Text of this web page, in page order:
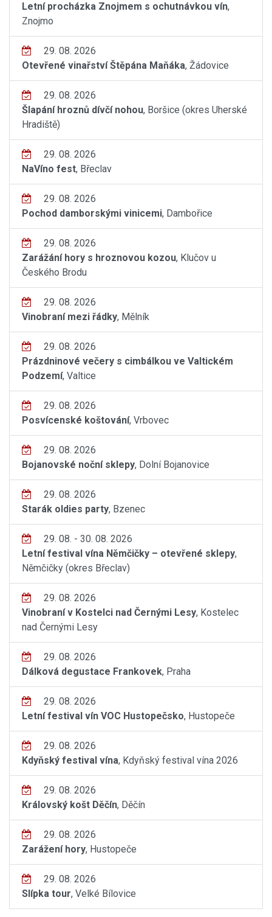
Letní procházka Znojmem s ochutnávkou vín,
Znojmo
29. 08. 2026
Otevřené vinařství Štěpána Maňáka, Žádovice
29. 08. 2026
Šlapání hroznů dívčí nohou, Boršice (okres Uherské
Hradiště)
29. 08. 2026
NaVíno fest, Břeclav
29. 08. 2026
Pochod damborskými vinicemi, Dambořice
29. 08. 2026
Zarážání hory s hroznovou kozou, Klučov u
Českého Brodu
29. 08. 2026
Vinobraní mezi řádky, Mělník
29. 08. 2026
Prázdninové večery s cimbálkou ve Valtickém
Podzemí, Valtice
29. 08. 2026
Posvícenské koštování, Vrbovec
29. 08. 2026
Bojanovské noční sklepy, Dolní Bojanovice
29. 08. 2026
Starák oldies party, Bzenec
29. 08. - 30. 08. 2026
Letní festival vína Němčičky – otevřené sklepy,
Němčičky (okres Břeclav)
29. 08. 2026
Vinobraní v Kostelci nad Černými Lesy, Kostelec
nad Černými Lesy
29. 08. 2026
Dálková degustace Frankovek, Praha
29. 08. 2026
Letní festival vín VOC Hustopečsko, Hustopeče
29. 08. 2026
Kdyňský festival vína, Kdyňský festival vína 2026
29. 08. 2026
Královský košt Děčín, Děčín
29. 08. 2026
Zarážení hory, Hustopeče
29. 08. 2026
Slípka tour, Velké Bílovice